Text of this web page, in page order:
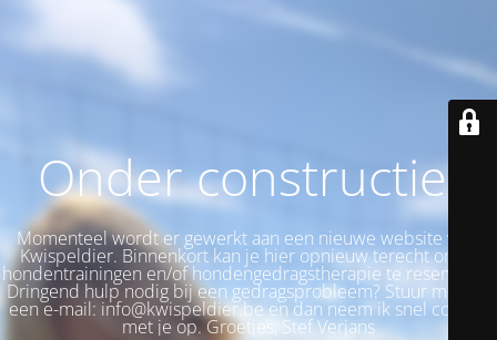
Onder constructie!
Momenteel wordt er gewerkt aan een nieuwe website voor
Kwispeldier. Binnenkort kan je hier opnieuw terecht om je
hondentrainingen en/of hondengedragstherapie te reserveren.
Dringend hulp nodig bij een gedragsprobleem? Stuur me dan
een e-mail: info@kwispeldier.be en dan neem ik snel contact
met je op. Groetjes, Stef Verjans